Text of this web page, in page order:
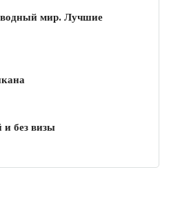
мир. Лучшие
и без визы